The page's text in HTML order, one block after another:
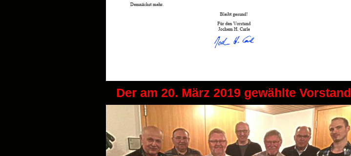
Der am 20. März 2019 gewählte Vorstand